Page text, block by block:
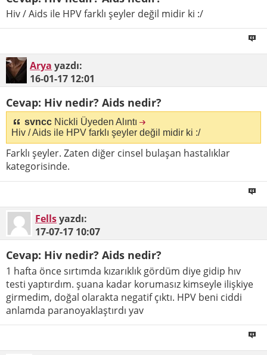
Hiv / Aids ile HPV farklı şeyler değil midir ki :/
Arya yazdı:
16-01-17 12:01
Cevap: Hiv nedir? Aids nedir?
svncc Nickli Üyeden Alıntı
Hiv / Aids ile HPV farklı şeyler değil midir ki :/
Farklı şeyler. Zaten diğer cinsel bulaşan hastalıklar
kategorisinde.
Fellsyazdı:
17-07-17 10:07
Cevap: Hiv nedir? Aids nedir?
1 hafta önce sırtımda kızarıklık gördüm diye gidip hıv
testi yaptırdım. şuana kadar korumasız kimseyle ilişkiye
girmedim, doğal olarakta negatif çıktı. HPV beni ciddi
anlamda paranoyaklaştırdı yav